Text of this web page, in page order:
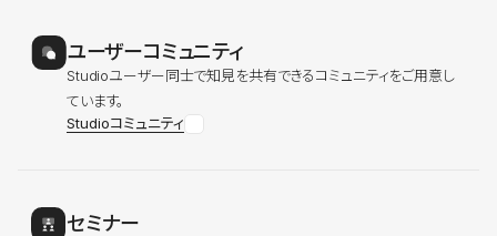
ユーザーコミュニティ
Studioユーザー同士で知見を共有できるコミュニティをご用意し
ています。
Studioコミュニティ
セミナー